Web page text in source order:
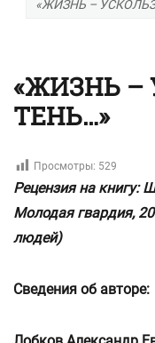
«ЖИЗНЬ –
«ЖИЗНЬ
ТЕНЬ…»
Просмотры: 529
Рецензия на книгу:
Молодая гвардия,
людей)
Сведения об авторе: